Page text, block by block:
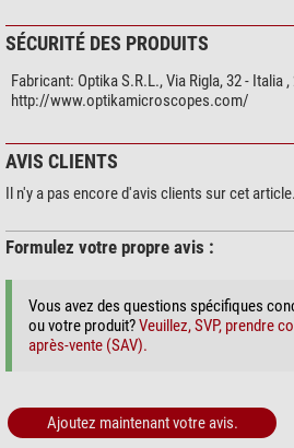
SÉCURITÉ DES PRODUITS
Fabricant: Optika S.R.L., Via Rigla, 32 - Italia
http://www.optikamicroscopes.com/
AVIS CLIENTS
Il n'y a pas encore d'avis clients sur cet article.
Formulez votre propre avis :
Vous avez des questions spécifiques
ou votre produit?Veuillez, SVP, prendre
après-vente (SAV).
Ajoutez maintenant votre avis.